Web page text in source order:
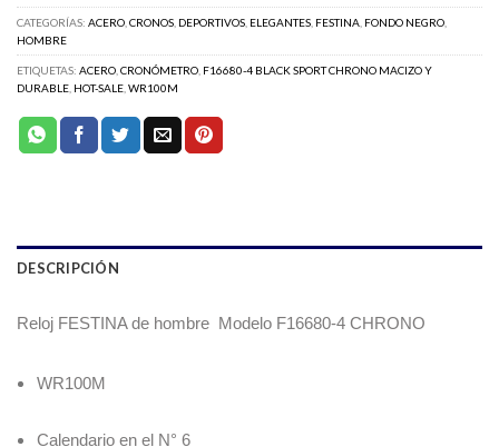
CATEGORÍAS: ACERO CRONOS DEPORTIVOS ELEGANTES FESTINA FONDO NEGRO
HOMBRE
ETIQUETAS: ACERO CRONÓMETRO F16680-4 BLACK SPORT CHRONO MACIZO Y
DURABLE HOT-SALE WR100M
DESCRIPCIÓN
Reloj FESTINA de hombre Modelo F16680-4 CHRONO
WR100M
Calendario en el N° 6